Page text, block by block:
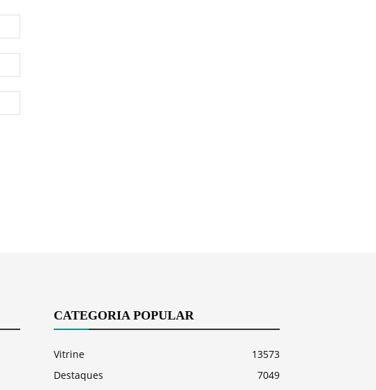
CATEGORIA POPULAR
Vitrine
13573
Destaques
7049